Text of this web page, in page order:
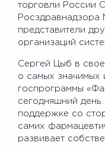
торговли России
представители
организаций
Сергей Цыб в
о самых значимых
госпрограммы
сегодняшний
поддержке со
самих
развивает